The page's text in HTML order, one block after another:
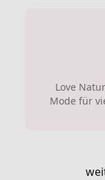
Love
Mode für